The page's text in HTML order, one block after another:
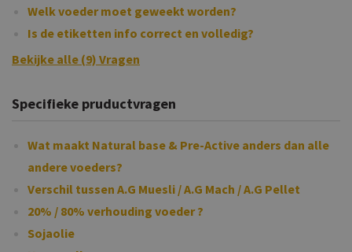
Welk voeder moet geweekt worden?
Is de etiketten info correct en volledig?
Bekijke alle (9) Vragen
Specifieke pruductvragen
Wat maakt Natural base & Pre-Active anders dan alle
andere voeders?
Verschil tussen A.G Muesli / A.G Mach / A.G Pellet
20% / 80% verhouding voeder ?
Sojaolie